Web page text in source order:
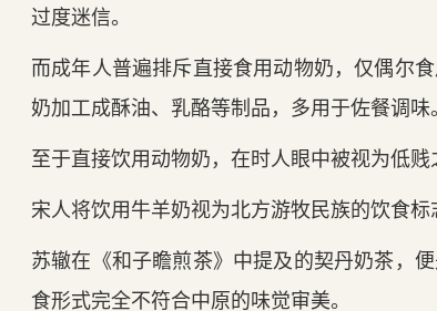
过度迷信。
而成年人普遍排斥直接食用动物奶，仅偶尔
奶加工成酥油、乳酪等制品，多用于佐餐调味。
至于直接饮用动物奶，在时人眼中被视为低贱
宋人将饮用牛羊奶视为北方游牧民族的饮食标
苏辙在《和子瞻煎茶》中提及的契丹奶茶，
食形式完全不符合中原的味觉审美。